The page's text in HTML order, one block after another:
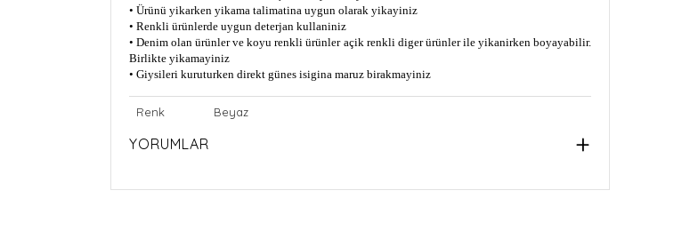
• Ürünü yikarken yikama talimatina uygun olarak yikayiniz
• Renkli ürünlerde uygun deterjan kullaniniz
• Denim olan ürünler ve koyu renkli ürünler açik renkli diger ürünler ile yikanirken boyayabilir.
Birlikte yikamayiniz
• Giysileri kuruturken direkt günes isigina maruz birakmayiniz
Renk Beyaz
YORUMLAR